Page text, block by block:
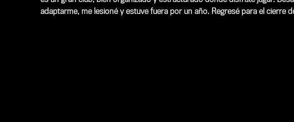
adaptarme, me lesioné y estuve fuera por un año. Regresé para el cierre